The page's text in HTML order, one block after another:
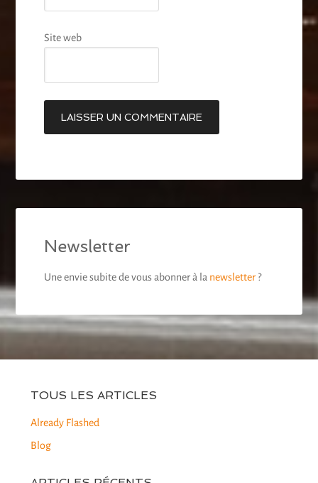
Site web
Newsletter
Une envie subite de vous abonner à la newsletter ?
TOUS LES ARTICLES
Already Flashed
Blog